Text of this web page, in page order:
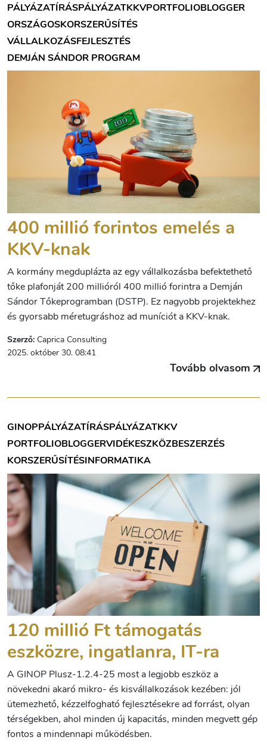
PÁLYÁZATÍRÁSPÁLYÁZATKKVPORTFOLIOBLOGGER
ORSZÁGOSKORSZERŰSÍTÉS
VÁLLALKOZÁSFEJLESZTÉS
DEMJÁN SÁNDOR PROGRAM
400 millió forintos emelés a
KKV-knak
A kormány megduplázta az egy vállalkozásba befektethető
tőke plafonját 200 millióról 400 millió forintra a Demján
Sándor Tőkeprogramban (DSTP). Ez nagyobb projektekhez
és gyorsabb méretugráshoz ad muníciót a KKV-knak.
Szerző: Caprica Consulting
2025. október 30. 08:41
Tovább olvasom
GINOPPÁLYÁZATÍRÁSPÁLYÁZATKKV
PORTFOLIOBLOGGERVIDÉKESZKÖZBESZERZÉS
KORSZERŰSÍTÉSINFORMATIKA
120 millió Ft támogatás
eszközre, ingatlanra, IT-ra
A GINOP Plusz-1.2.4-25 most a legjobb eszköz a
növekedni akaró mikro- és kisvállalkozások kezében: jól
ütemezhető, kézzelfogható fejlesztésekre ad forrást, olyan
térségekben, ahol minden új kapacitás, minden megvett gép
fontos a mindennapi működésben.